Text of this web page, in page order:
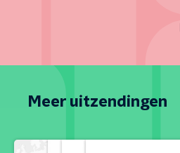
Meer uitzendingen